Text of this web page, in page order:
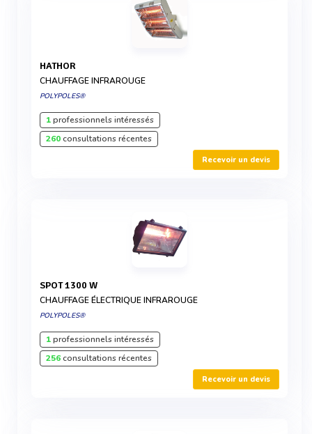
HATHOR
CHAUFFAGE INFRAROUGE
POLYPOLES®
1professionnels intéressés
260consultations récentes
Recevoir un devis
SPOT 1300 W
CHAUFFAGE ÉLECTRIQUE INFRAROUGE
POLYPOLES®
1professionnels intéressés
256consultations récentes
Recevoir un devis